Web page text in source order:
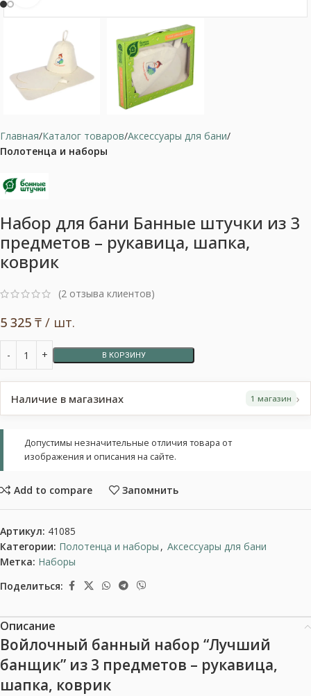
Главная Каталог товаров Аксессуары для бани
Полотенца и наборы
Набор для бани Банные штучки из 3
предметов – рукавица, шапка,
коврик
(2 отзыва клиентов)
5 325 ₸ / шт.
В КОРЗИНУ
Наличие в магазинах 1 магазин ›
Допустимы незначительные отличия товара от
изображения и описания на сайте.
Add to compare Запомнить
Артикул: 41085
Категории: Полотенца и наборы , Аксессуары для бани
Метка: Наборы
Поделиться:
Описание
Войлочный банный набор “Лучший
банщик” из 3 предметов – рукавица,
шапка, коврик